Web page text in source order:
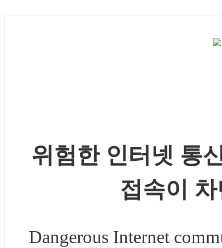
위험한 인터넷 통
접속이
Dangerous Internet